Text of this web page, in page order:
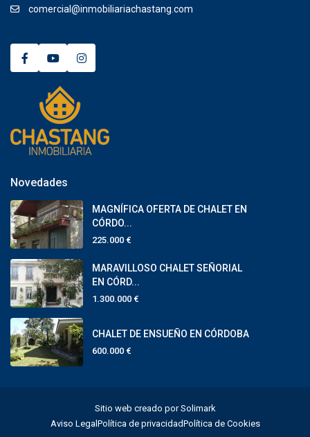
comercial@inmobiliariachastang.com
Novedades
MAGNÍFICA OFERTA DE CHALET EN
CÓRDO...
225.000 €
MARAVILLOSO CHALET SEÑORIAL
EN CÓRD...
1.300.000 €
CHALET DE ENSUEÑO EN CÓRDOBA
600.000 €
Sitio web creado por Solimark
Aviso Legal Política de privacidadPolítica de Cookies